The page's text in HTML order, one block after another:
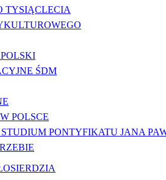
TYSIĄCLECIA
ŚDM
POLSCE
PONTYFIKATU JANA